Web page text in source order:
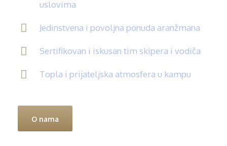
uslovima
Jedinstvena i povoljna ponuda aranžmana
Sertifikovan i iskusan tim skipera i vodiča
Topla i prijateljska atmosfera u kampu
O nama